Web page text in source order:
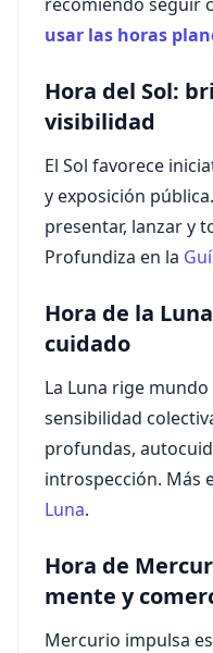
usar las horas
Hora del Sol:
visibilidad
El Sol favorece
y exposición
presentar, lanzar y
Profundiza en la
Hora de la
cuidado
La Luna rige
sensibilidad
profundas,
introspección. Más
Luna.
Hora de
mente y
Mercurio impulsa